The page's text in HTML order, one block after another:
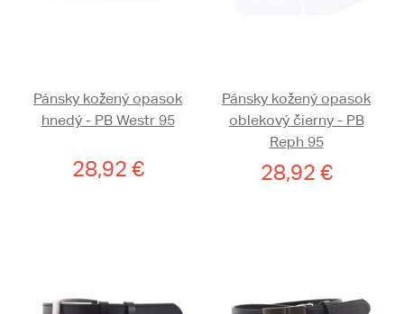
Pánsky kožený opasok
hnedý - PB Westr 95
28,92 €
Pánsky kožený opasok
oblekový čierny - PB
Reph 95
28,92 €